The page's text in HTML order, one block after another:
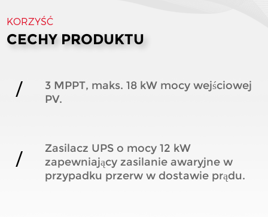
KORZYŚĆ
CECHY PRODUKTU
3 MPPT, maks. 18 kW mocy wejściowej
PV.
Zasilacz UPS o mocy 12 kW
zapewniający zasilanie awaryjne w
przypadku przerw w dostawie prądu.